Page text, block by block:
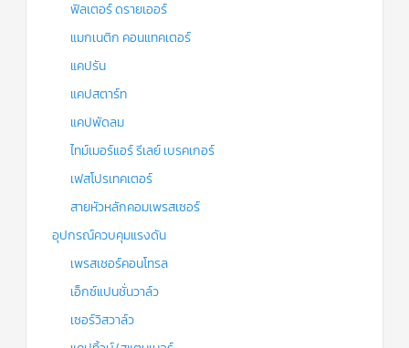
ฟิลเตอร์ ดรายเออร์
แมกเนติก คอนแทคเตอร์
แคปรัน
แคปสตาร์ท
แคปพัดลม
ไทม์เมอร์แอร์ รีเลย์ เบรคเกอร์
เฟสโปรเทคเตอร์
สายหัวหลักคอมเพรสเซอร์
อุปกรณ์ควบคุมแรงดัน
เพรสเชอร์คอนโทรล
เอ็กซ์แปนชั่นวาล์ว
เซอร์วิสวาล์ว